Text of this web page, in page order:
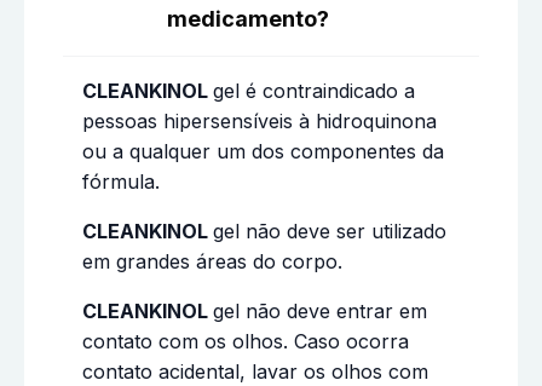
medicamento?
CLEANKINOL gel é contraindicado a
pessoas hipersensíveis à hidroquinona
ou a qualquer um dos componentes da
fórmula.
CLEANKINOL gel não deve ser utilizado
em grandes áreas do corpo.
CLEANKINOL gel não deve entrar em
contato com os olhos. Caso ocorra
contato acidental, lavar os olhos com